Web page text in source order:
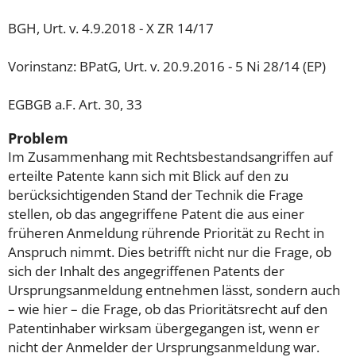
BGH, Urt. v. 4.9.2018 - X ZR 14/17
Vorinstanz: BPatG, Urt. v. 20.9.2016 - 5 Ni 28/14 (EP)
EGBGB a.F. Art. 30, 33
Problem
Im Zusammenhang mit Rechtsbestandsangriffen auf
erteilte Patente kann sich mit Blick auf den zu
berücksichtigenden Stand der Technik die Frage
stellen, ob das angegriffene Patent die aus einer
früheren Anmeldung rührende Priorität zu Recht in
Anspruch nimmt. Dies betrifft nicht nur die Frage, ob
sich der Inhalt des angegriffenen Patents der
Ursprungsanmeldung entnehmen lässt, sondern auch
– wie hier – die Frage, ob das Prioritätsrecht auf den
Patentinhaber wirksam übergegangen ist, wenn er
nicht der Anmelder der Ursprungsanmeldung war.